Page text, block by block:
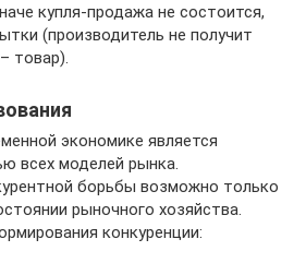
купля-продажа не состоится,
(производитель не получит
товар).
экономике является
всех моделей рынка.
борьбы возможно только
рыночного хозяйства.
конкуренции: